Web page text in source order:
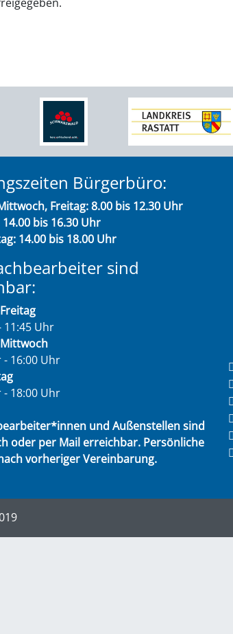
Bürgerbüro:
Freitag: 8.00 bis 12.30 Uhr
bis 16.30 Uhr
14.00 bis 18.00 Uhr
sind
11:45 Uhr
- 16:00 Uhr
- 18:00 Uhr
und Außenstellen sind
oder per Mail erreichbar. Persönliche
vorheriger Vereinbarung.